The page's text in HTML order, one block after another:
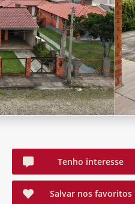
Tenho interesse
Salvar nos favoritos